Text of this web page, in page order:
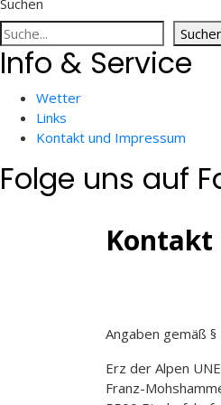
Suchen
Info & Service
Wetter
Links
Kontakt und Impressum
Folge uns auf
Kontakt
Angaben gemäß §
Erz der Alpen
Franz-